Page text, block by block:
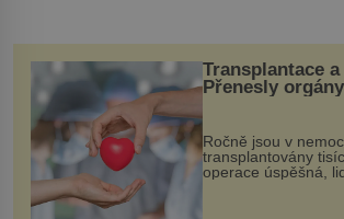
Transplantace a
Přenesly
Ročně jsou v
transplantovány
operace úspěšná,